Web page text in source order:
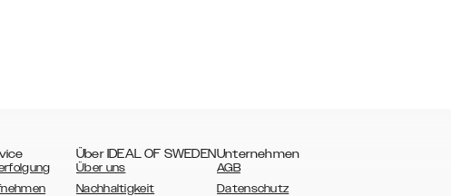
Über IDEAL OF SWEDEN
Über uns
Nachhaltigkeit
Unternehmen
AGB
Datenschutz